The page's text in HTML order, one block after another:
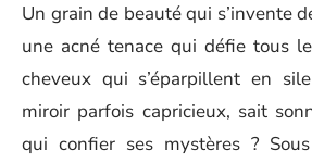
Un grain de beauté qui s’invente
une acné tenace qui défie tous
cheveux qui s’éparpillent en
miroir parfois capricieux, sait
qui confier ses mystères ?